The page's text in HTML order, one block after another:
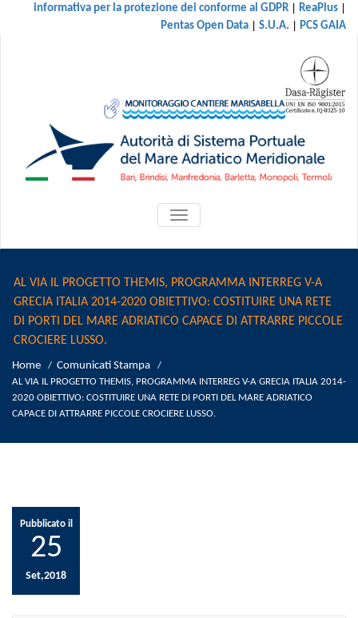
informativa per la protezione dei conforme al GDPR | ReaPlus |
Pentas Open Data | S.U.A. | PCS GAIA
ATTIVA/DISATTIVA
MENU
AL VIA IL PROGETTO THEMIS, PROGRAMMA INTERREG V-A
GRECIA ITALIA 2014-2020 OBIETTIVO: COSTITUIRE UNA RETE
DI PORTI DEL MARE ADRIATICO CAPACE DI ATTRARRE PICCOLE
CROCIERE LUSSO.
Home / Comunicati Stampa /
AL VIA IL PROGETTO THEMIS, PROGRAMMA INTERREG V-A GRECIA ITALIA 2014-
2020 OBIETTIVO: COSTITUIRE UNA RETE DI PORTI DEL MARE ADRIATICO
CAPACE DI ATTRARRE PICCOLE CROCIERE LUSSO.
Pubblicato il
25
Set,2018